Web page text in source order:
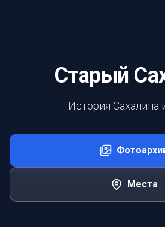
Старый
История Сахалина
Места